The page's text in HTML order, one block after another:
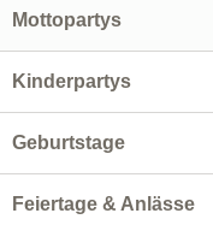
Mottopartys
Kinderpartys
Geburtstage
Feiertage & Anlässe